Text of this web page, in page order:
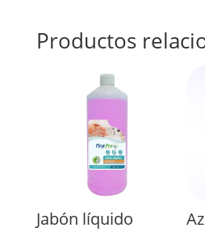
Productos
Jabón líquido